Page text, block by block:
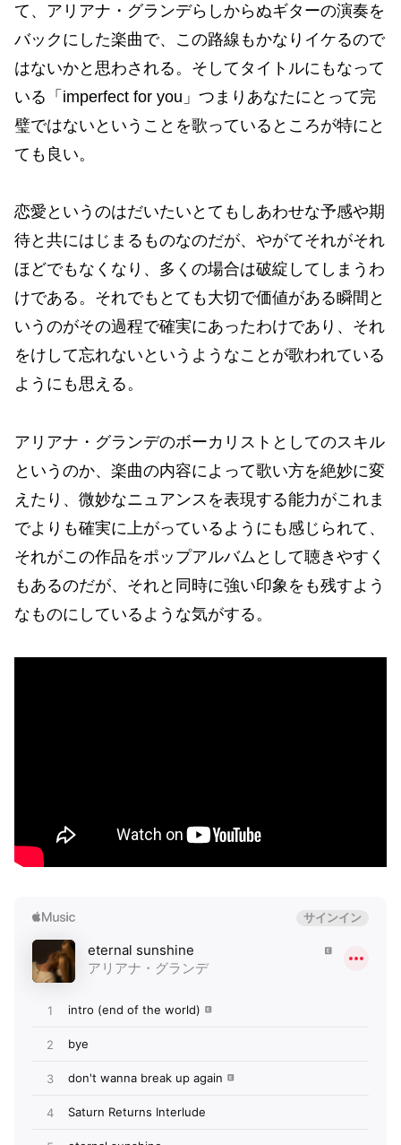
て、アリアナ・グランデらしからぬギターの演奏を
バックにした楽曲で、この路線もかなりイケるので
はないかと思わされる。そしてタイトルにもなって
いる「imperfect for you」つまりあなたにとって完
璧ではないということを歌っているところが特にと
ても良い。
恋愛というのはだいたいとてもしあわせな予感や期
待と共にはじまるものなのだが、やがてそれがそれ
ほどでもなくなり、多くの場合は破綻してしまうわ
けである。それでもとても大切で価値がある瞬間と
いうのがその過程で確実にあったわけであり、それ
をけして忘れないというようなことが歌われている
ようにも思える。
アリアナ・グランデのボーカリストとしてのスキル
というのか、楽曲の内容によって歌い方を絶妙に変
えたり、微妙なニュアンスを表現する能力がこれま
でよりも確実に上がっているようにも感じられて、
それがこの作品をポップアルバムとして聴きやすく
もあるのだが、それと同時に強い印象をも残すよう
なものにしているような気がする。